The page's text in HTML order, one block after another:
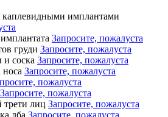
каплевидными имплантами
Запросите, пожалуста
груди Запросите, пожалуста
и соска Запросите, пожалуста
носа Запросите, пожалуста
пожалуста
Запросите, пожалуста
трети лиц Запросите, пожалуста
лба Запросите, пожалуста